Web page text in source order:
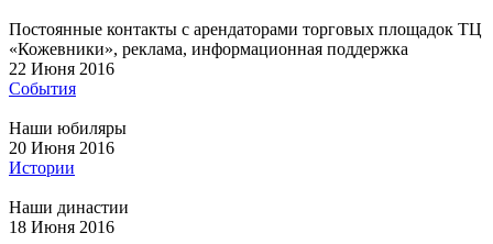
Постоянные контакты с арендаторами торговых площадок ТЦ
«Кожевники», реклама, информационная поддержка
22 Июня 2016
События
Наши юбиляры
20 Июня 2016
Истории
Наши династии
18 Июня 2016